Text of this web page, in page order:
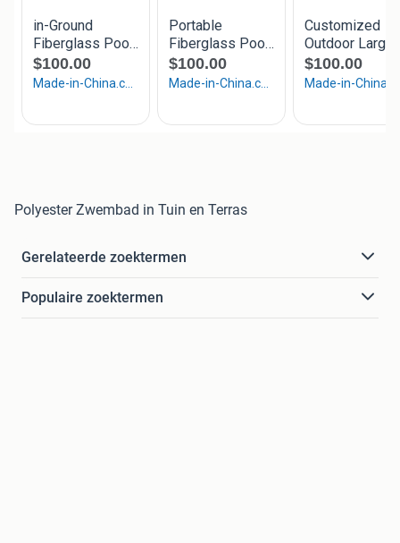
Polyester Zwembad in Tuin en Terras
Gerelateerde zoektermen
Populaire zoektermen